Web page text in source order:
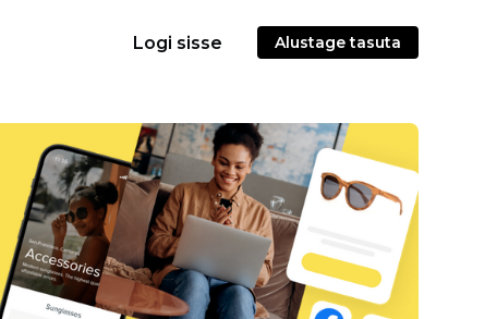
Logi sisse Alustage tasuta